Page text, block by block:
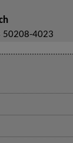
50208-4023